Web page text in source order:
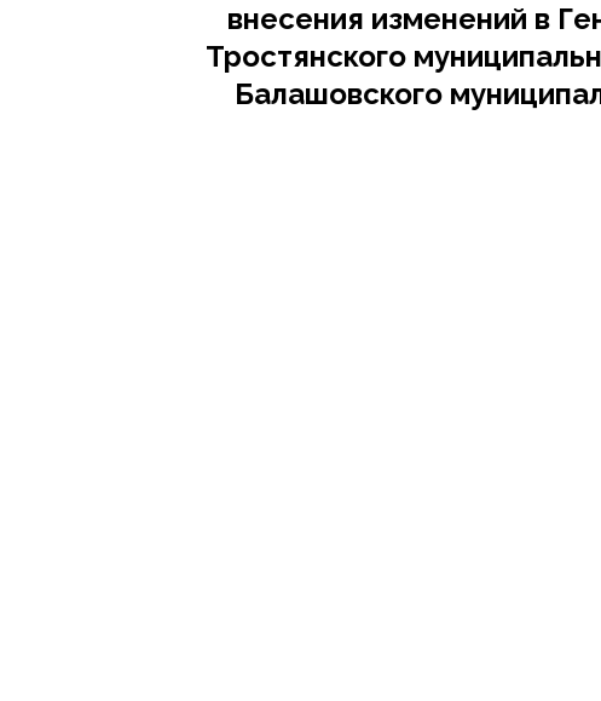
внесения изменений в
Тростянского
Балашовского